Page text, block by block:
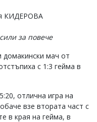
КИДЕРОВА
за повече
домакински мач от
с 1:3 гейма в
отлична игра на
взе втората част с
в края на гейма, в